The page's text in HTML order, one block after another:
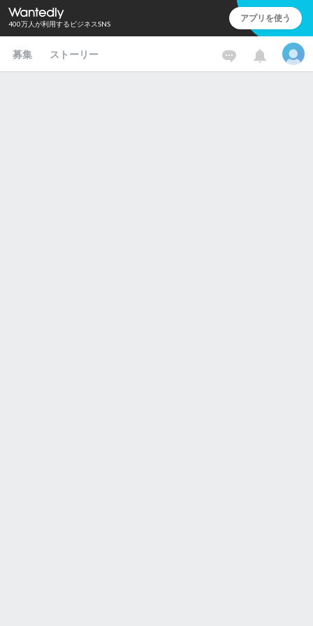
400万人が利用するビジネスSNS アプリを使う
募集 ストーリー